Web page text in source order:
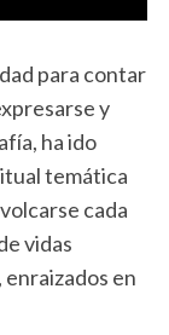
para contar
y
ha ido
temática
cada
vidas
en